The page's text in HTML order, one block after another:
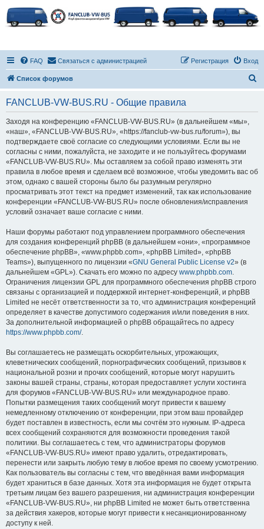
FAQ Связаться с администрацией Вход
Регистрация
Список форумов
FANCLUB-VW-BUS.RU - Общие правила
Заходя на конференцию «FANCLUB-VW-BUS.RU» (в дальнейшем «мы»,
«наш», «FANCLUB-VW-BUS.RU», «https://fanclub-vw-bus.ru/forum»), вы
подтверждаете своё согласие со следующими условиями. Если вы не
согласны с ними, пожалуйста, не заходите и не пользуйтесь форумами
«FANCLUB-VW-BUS.RU». Мы оставляем за собой право изменять эти
правила в любое время и сделаем всё возможное, чтобы уведомить вас об
этом, однако с вашей стороны было бы разумным регулярно
просматривать этот текст на предмет изменений, так как использование
конференции «FANCLUB-VW-BUS.RU» после обновления/исправления
условий означает ваше согласие с ними.
Наши форумы работают под управлением программного обеспечения
для создания конференций phpBB (в дальнейшем «они», «программное
обеспечение phpBB», «www.phpbb.com», «phpBB Limited», «phpBB
Teams»), выпущенного по лицензии «GNU General Public License v2» (в
дальнейшем «GPL»). Скачать его можно по адресу www.phpbb.com
Ограничения лицензии GPL для программного обеспечения phpBB строго
связаны с организацией и поддержкой интернет-конференций, и phpBB
Limited не несёт ответственности за то, что администрация конференций
определяет в качестве допустимого содержания и/или поведения в них.
За дополнительной информацией о phpBB обращайтесь по адресу
https://www.phpbb.com/.
Вы соглашаетесь не размещать оскорбительных, угрожающих,
клеветнических сообщений, порнографических сообщений, призывов к
национальной розни и прочих сообщений, которые могут нарушить
законы вашей страны, страны, которая предоставляет услуги хостинга
для форумов «FANCLUB-VW-BUS.RU» или международное право.
Попытки размещения таких сообщений могут привести к вашему
немедленному отключению от конференции, при этом ваш провайдер
будет поставлен в известность, если мы сочтём это нужным. IP-адреса
всех сообщений сохраняются для возможности проведения такой
политики. Вы соглашаетесь с тем, что администраторы форумов
«FANCLUB-VW-BUS.RU» имеют право удалить, отредактировать,
перенести или закрыть любую тему в любое время по своему усмотрению.
Как пользователь вы согласны с тем, что введённая вами информация
будет храниться в базе данных. Хотя эта информация не будет открыта
третьим лицам без вашего разрешения, ни администрация конференции
«FANCLUB-VW-BUS.RU», ни phpBB Limited не может быть ответственна
за действия хакеров, которые могут привести к несанкционированному
доступу к ней.